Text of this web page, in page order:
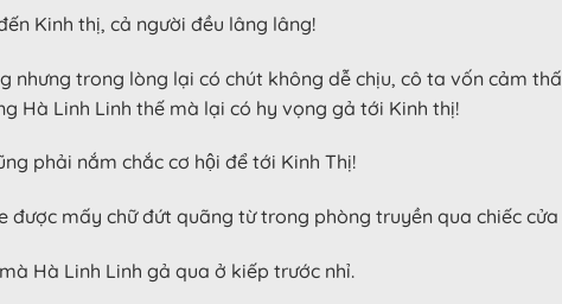
Kinh thị, cả người đều lâng lâng!
nhưng trong lòng lại có chút không dễ chịu, cô ta vốn cảm
Hà Linh Linh thế mà lại có hy vọng gả tới Kinh thị!
phải nắm chắc cơ hội để tới Kinh Thị!
mấy chữ đứt quãng từ trong phòng truyền qua chiếc
Hà Linh Linh gả qua ở kiếp trước nhỉ.